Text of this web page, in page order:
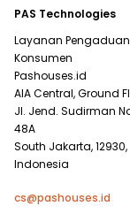
PAS Technologies
Layanan Pengaduan
Konsumen
Pashouses.id
AIA Central, Ground
Jl. Jend. Sudirman
48A
South Jakarta, 12930,
Indonesia
cs@pashouses.id